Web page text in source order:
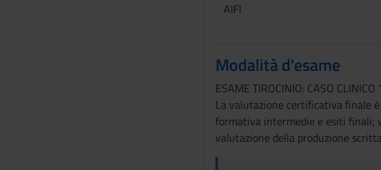
AIFI
Modalità d'esame
ESAME TIROCINIO: CASO CLINICO
La valutazione certificativa finale
formativa intermedie e esiti finali;
valutazione della produzione